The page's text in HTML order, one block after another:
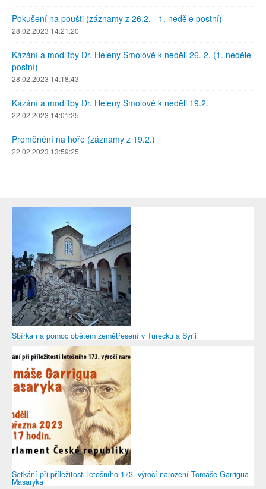
Pokušení na poušti (záznamy z 26.2. - 1. neděle postní)
28.02.2023 14:21:20
Kázání a modlitby Dr. Heleny Smolové k neděli 26. 2. (1. neděle
postní)
28.02.2023 14:18:43
Kázání a modlitby Dr. Heleny Smolové k neděli 19.2.
22.02.2023 14:01:25
Proměnění na hoře (záznamy z 19.2.)
22.02.2023 13:59:25
Sbírka na pomoc obětem zemětřesení v Turecku a Sýrii
Setkání při příležitosti letošního 173. výročí narození Tomáše Garrigua
Masaryka